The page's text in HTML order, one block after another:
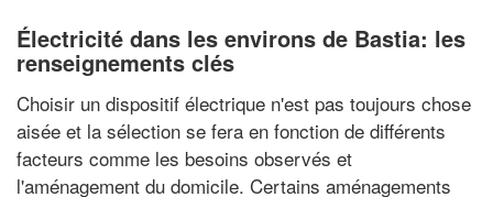
Électricité dans les environs de Bastia: les
renseignements clés
Choisir un dispositif électrique n'est pas toujours chose
aisée et la sélection se fera en fonction de différents
facteurs comme les besoins observés et
l'aménagement du domicile. Certains aménagements